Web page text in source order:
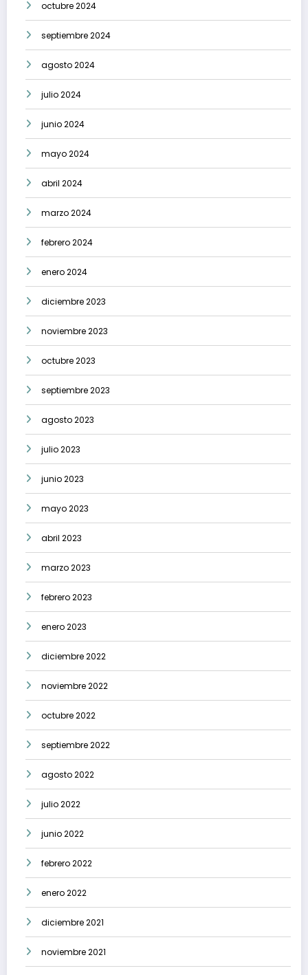
octubre 2024
septiembre 2024
agosto 2024
julio 2024
junio 2024
mayo 2024
abril 2024
marzo 2024
febrero 2024
enero 2024
diciembre 2023
noviembre 2023
octubre 2023
septiembre 2023
agosto 2023
julio 2023
junio 2023
mayo 2023
abril 2023
marzo 2023
febrero 2023
enero 2023
diciembre 2022
noviembre 2022
octubre 2022
septiembre 2022
agosto 2022
julio 2022
junio 2022
febrero 2022
enero 2022
diciembre 2021
noviembre 2021